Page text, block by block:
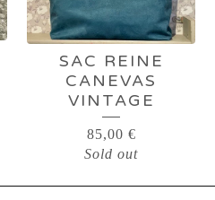
SAC REINE
CANEVAS
VINTAGE
85,00 €
Sold out